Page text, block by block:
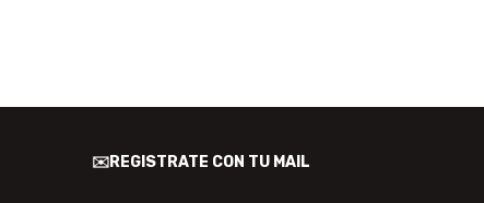
✉️REGISTRATE CON TU MAIL